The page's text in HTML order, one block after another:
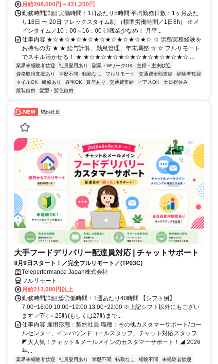
月給208,000円～431,200円
勤務時間詳細 実働時間：1日あたり8時間 平均勤務日数：1ヶ月あた
り18日 〜 20日 フレックスタイム制 （標準労働時間／1日8h） ※メ
インタイム／10：00～16：00 ◎残業少なめ！ 月平...
仕事内容 ★☆★☆★☆★☆★☆★☆★☆★☆★☆ ☆ 労務実務経験を
お持ちの方 ★ ★ 給与計算、勤怠管理、年末調整 ☆ ☆ フルリモート
でスキル活かせる！ ★ ★☆★☆★☆★☆★☆★☆★☆★☆★☆ ...
業界未経験者歓迎 社員登用あり 副業・WワークOK
主婦・主夫歓迎
資格取得支援あり
学歴不問 転勤なし フルリモート 交通費全額支給
経験者歓迎
ネイルOK
研修あり 在宅OK 賞与あり 交通費支給 ピアスOK
土日祝休み
服装自由
髪型・髪色自由
契約社員
大手フードデリバリー配達員対応 | チャットサポート
9月9日スタート！／完全フルリモート／(TP03C)
Teleperformance Japan株式会社
フルリモート
月給213,000円以上
勤務時間詳細 総労働時間：1週あたり40時間 【シフト例】
7:00~16:00 10:00~19:00 13:00~22:00 ※上記シフト以外にもござい
ます ✅7時～25時(もしくは27時まで...
仕事内容 雇用形態：契約社員 職種：その他カスタマーサポート/コー
ルセンター、インバウンドコールスタッフ、チャット対応スタッフ
◤大人気！チャット＆メールメインのカスタマーサポート！◢ 2026
年...
業界未経験者歓迎 社員登用あり 学歴不問 転勤なし 経験不問
未経験者歓迎